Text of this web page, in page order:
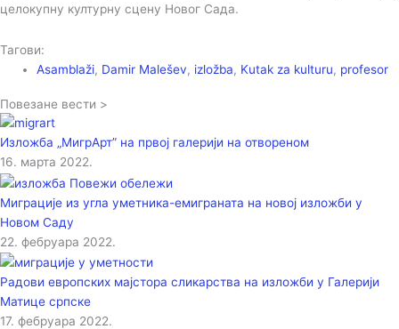
целокупну културну сцену Новог Сада.
Тагови:
Asamblaži, Damir Malešev, izložba, Kutak za kulturu, profesor
Повезане вести >
Изложба „МигрАрт” на првој галерији на отвореном
16. марта 2022.
Миграције из угла уметника-емиграната на новој изложби у
Новом Саду
22. фебруара 2022.
Радови европских мајстора сликарства на изложби у Галерији
Матице српске
17. фебруара 2022.